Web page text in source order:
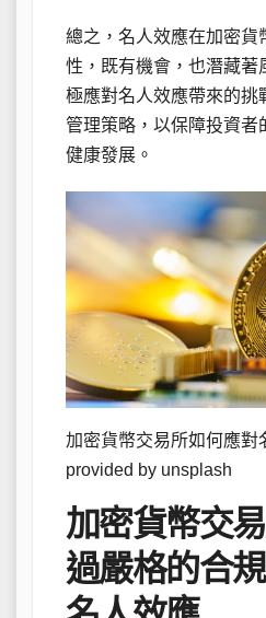
總之，名人效應在加密貨
性，既有機會，也潛藏著
極應對名人效應帶來的挑
管理策略，以保障投資者
健康發展。
加密貨幣交易所如何應對
provided by unsplash
加密貨幣交
過嚴格的合